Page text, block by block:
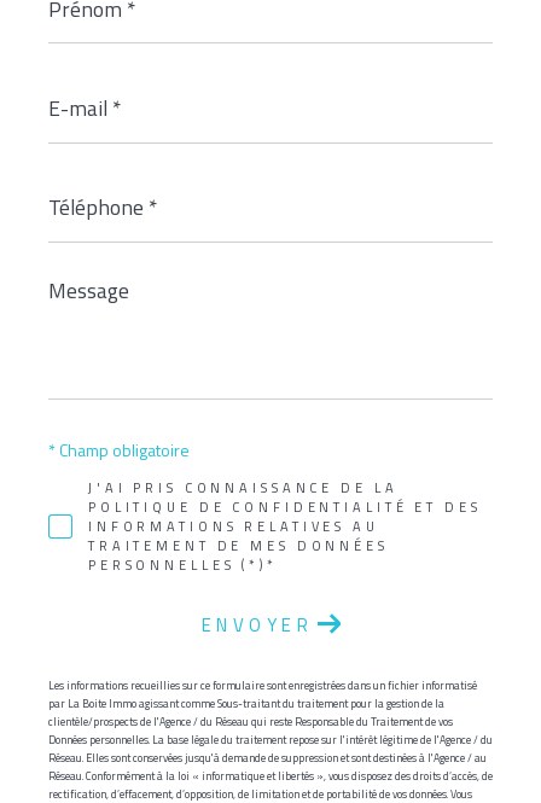
*
mail
*
*
Message
J'AI PRIS CONNAISSANCE DE LA
POLITIQUE DE CONFIDENTIALITÉ ET DES
INFORMATIONS RELATIVES AU
TRAITEMENT DE MES DONNÉES
PERSONNELLES (*)*
* Champ obligatoire
ENVOYER
Les informations recueillies sur ce formulaire sont enregistrées dans un fichier informatisé
par La Boite Immo agissant comme Sous-traitant du traitement pour la gestion de la
clientèle/prospects de l'Agence / du Réseau qui reste Responsable du Traitement de vos
Données personnelles. La base légale du traitement repose sur l'intérêt légitime de l'Agence / du
Réseau. Elles sont conservées jusqu'à demande de suppression et sont destinées à l'Agence / au
Réseau. Conformément à la loi « informatique et libertés », vous disposez des droits d’accès, de
rectification, d’effacement, d’opposition, de limitation et de portabilité de vos données. Vous